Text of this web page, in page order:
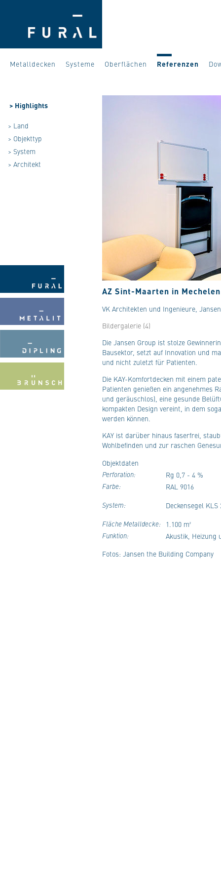
Metalldecken Systeme Oberflächen Referenzen
> Highlights
> Land
> Objekttyp
> System
> Architekt
AZ Sint-Maarten in Mechelen
VK Architekten und Ingenieure,
Bildergalerie (4)
Die Jansen Group ist stolze
Bausektor, setzt auf Innovation und
und nicht zuletzt für Patienten.
Die KAY-Komfortdecken mit einem
Patienten genießen ein angenehmes
und geräuschlos), eine gesunde
kompakten Design vereint, in dem
werden können.
KAY ist darüber hinaus faserfrei,
Wohlbefinden und zur raschen
Objektdaten
Perforation: Rg 0,7 - 4 %
Farbe: RAL 9016
System: Deckensegel KLS
Fläche Metalldecke: 1.100 m²
Funktion:
Akustik, Heizung
Fotos: Jansen the Building Company